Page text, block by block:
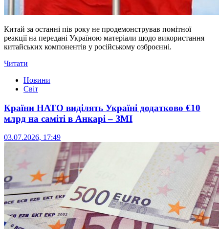
Китай за останні пів року не продемонстрував помітної
реакції на передані Україною матеріали щодо використання
китайських компонентів у російському озброєнні.
Читати
Новини
Світ
Країни НАТО виділять Україні додатково €10
млрд на саміті в Анкарі – ЗМІ
03.07.2026, 17:49